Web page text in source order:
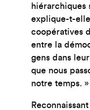
hiérarchiques
explique-t-
coopératives
entre la
gens dans
que nous
notre temps. »